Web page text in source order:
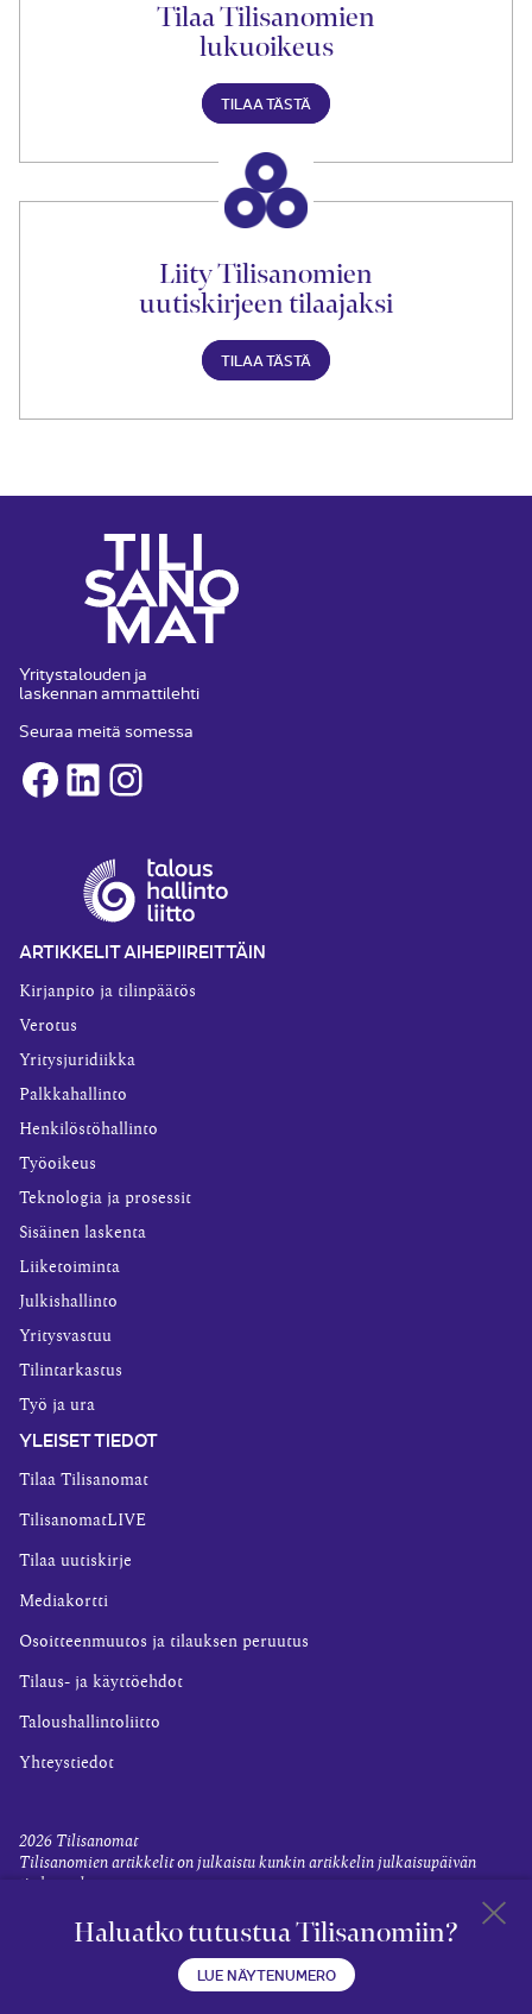
Tilaa Tilisanomien
lukuoikeus
TILAA TÄSTÄ
Liity Tilisanomien
uutiskirjeen tilaajaksi
TILAA TÄSTÄ
Yritystalouden ja
laskennan ammattilehti
Seuraa meitä somessa
Facebook
LinkedInInstagram
ARTIKKELIT AIHEPIIREITTÄIN
Kirjanpito ja tilinpäätös
Verotus
Yritysjuridiikka
Palkkahallinto
Henkilöstöhallinto
Työoikeus
Teknologia ja prosessit
Sisäinen laskenta
Liiketoiminta
Julkishallinto
Yritysvastuu
Tilintarkastus
Työ ja ura
YLEISET TIEDOT
Tilaa Tilisanomat
TilisanomatLIVE
Tilaa uutiskirje
Mediakortti
Osoitteenmuutos ja tilauksen peruutus
Tilaus- ja käyttöehdot
Taloushallintoliitto
Yhteystiedot
2026 Tilisanomat
Tilisanomien artikkelit on julkaistu kunkin artikkelin julkaisupäivän
tiedon valossa.
EvästevalinnatHaluatko tutustua Tilisanomiin?
LUE NÄYTENUMERO